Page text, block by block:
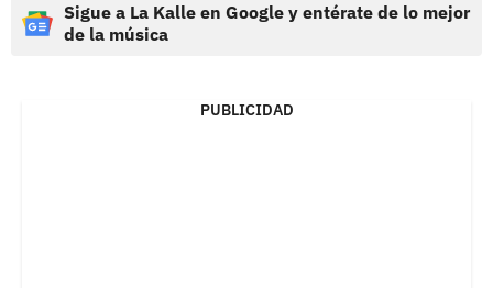
Sigue a La Kalle en Google y entérate de lo mejor
de la música
PUBLICIDAD